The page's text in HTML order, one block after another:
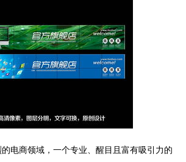
电商领域，一个专业、醒目且富有吸引力的